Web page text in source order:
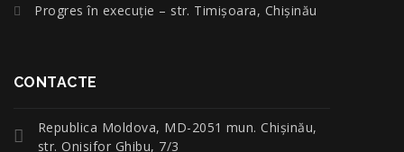
Progres în execuție – str. Timișoara, Chișinău
CONTACTE
Republica Moldova, MD-2051 mun. Chişinău,
str. Onisifor Ghibu, 7/3